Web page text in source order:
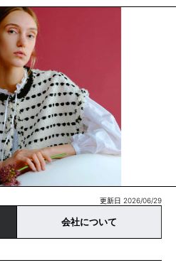
更新日 2026/06/29
会社について